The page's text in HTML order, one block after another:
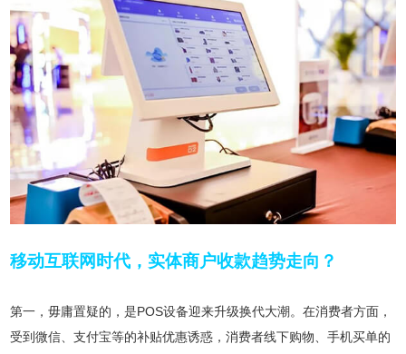
移动互联网时代，实体商户收款趋势走向？
第一，毋庸置疑的，是POS设备迎来升级换代大潮。在消费者方面，
受到微信、支付宝等的补贴优惠诱惑，消费者线下购物、手机买单的